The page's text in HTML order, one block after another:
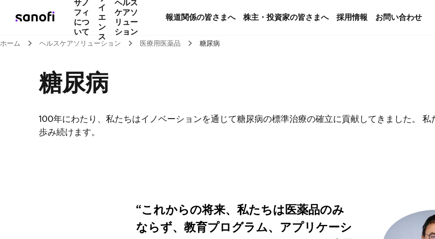
サノ
フィ
につ
いて
イ
エ
ン
ス
ヘルス
ケアソ
リュー
ション
報道関係の皆さまへ 株主・投資家の皆さまへ 採用情報 お問い合わせ
ホーム ヘルスケアソリューション 医療用医薬品 糖尿病
糖尿病
100年にわたり、私たちはイノベーションを通じて糖尿病の標準治療の確立に貢献してきました。
歩み続けます。
これからの将来、私たちは医薬品のみ
ならず、教育プログラム、アプリケーシ